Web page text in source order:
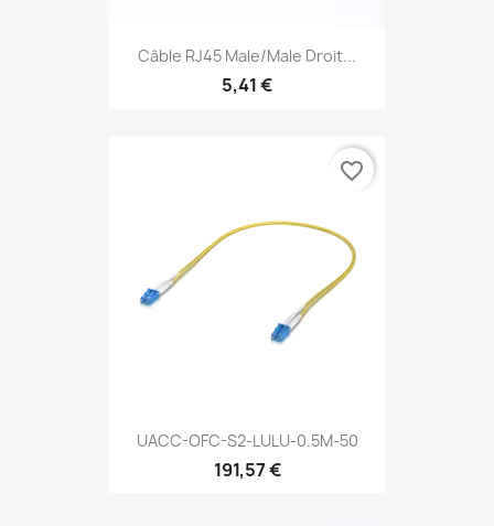
Câble RJ45 Male/Male Droit...
5,41 €
UACC-OFC-S2-LULU-0.5M-50
191,57 €
favorite_border